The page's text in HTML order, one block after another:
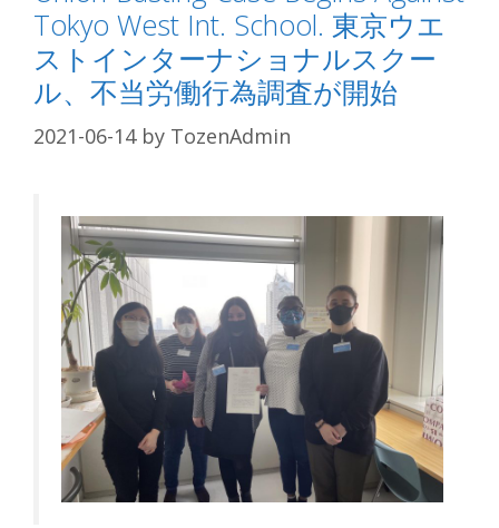
Tokyo West Int. School. 東京ウエ
ストインターナショナルスクー
ル、不当労働行為調査が開始
2021-06-14 by TozenAdmin